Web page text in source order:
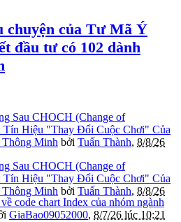
chuyện của Tư Mã Ý
đầu tư có 102 dành
Sau CHOCH (Change of
Tín Hiệu "Thay Đổi Cuộc Chơi" Của
Minh bởi Tuấn Thành, 8/8/26
Sau CHOCH (Change of
Tín Hiệu "Thay Đổi Cuộc Chơi" Của
Minh bởi Tuấn Thành, 8/8/26
code chart Index của nhóm ngành
GiaBao09052000, 8/7/26 lúc 10:21